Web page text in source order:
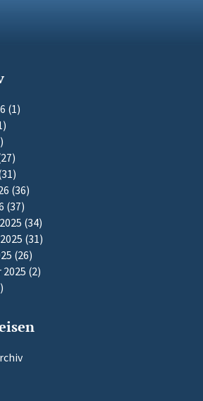
(1)
(36)
(37)
(34)
(31)
(26)
(2)